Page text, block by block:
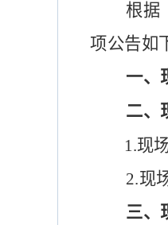
根据
项公告如
一、
二、
1.现
2.现
三、